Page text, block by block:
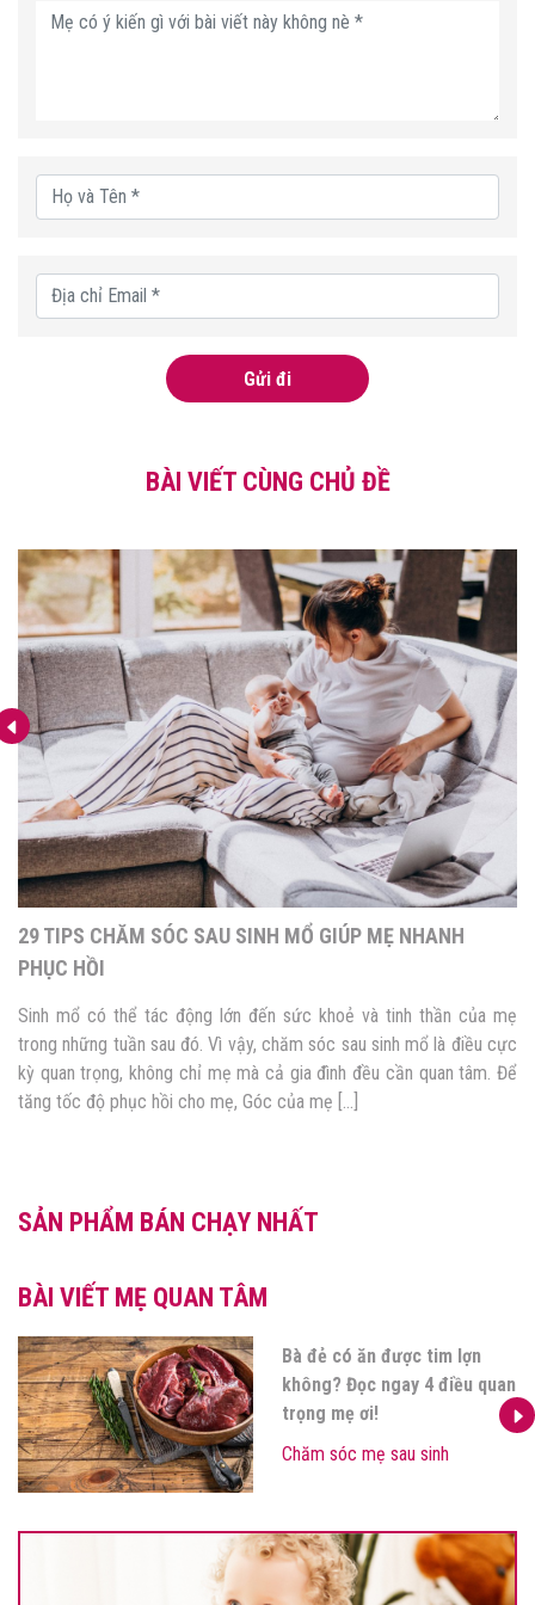
Gửi đi
BÀI VIẾT CÙNG CHỦ ĐỀ
29 TIPS CHĂM SÓC SAU SINH MỔ GIÚP MẸ NHANH
PHỤC HỒI
Sinh mổ có thể tác động lớn đến sức khoẻ và tinh thần của mẹ
trong những tuần sau đó. Vì vậy, chăm sóc sau sinh mổ là điều cực
kỳ quan trọng, không chỉ mẹ mà cả gia đình đều cần quan tâm. Để
tăng tốc độ phục hồi cho mẹ, Góc của mẹ […]
SẢN PHẨM BÁN CHẠY NHẤT
BÀI VIẾT MẸ QUAN TÂM
Bà đẻ có ăn được tim lợn
không? Đọc ngay 4 điều quan
trọng mẹ ơi!
Chăm sóc mẹ sau sinh